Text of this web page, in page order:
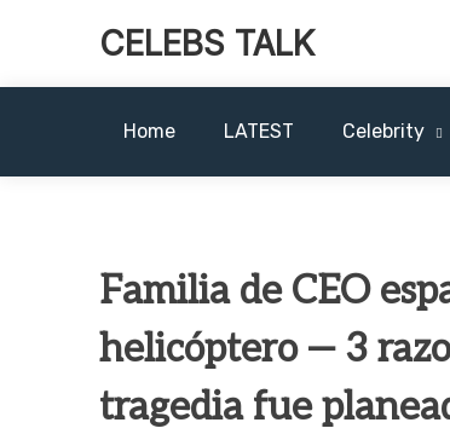
CELEBS TALK
Home LATEST Celebrity
Familia de CEO
helicóptero — 3
tragedia fue